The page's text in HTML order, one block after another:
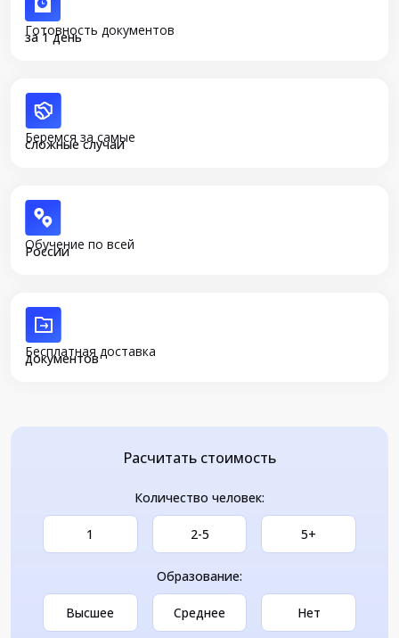
Готовность документов
за 1 день
Беремся за самые
сложные случаи
Обучение по всей
России
Бесплатная доставка
документов
Расчитать стоимость
Количество человек:
1 2-5 5+
Образование:
Высшее Среднее Нет